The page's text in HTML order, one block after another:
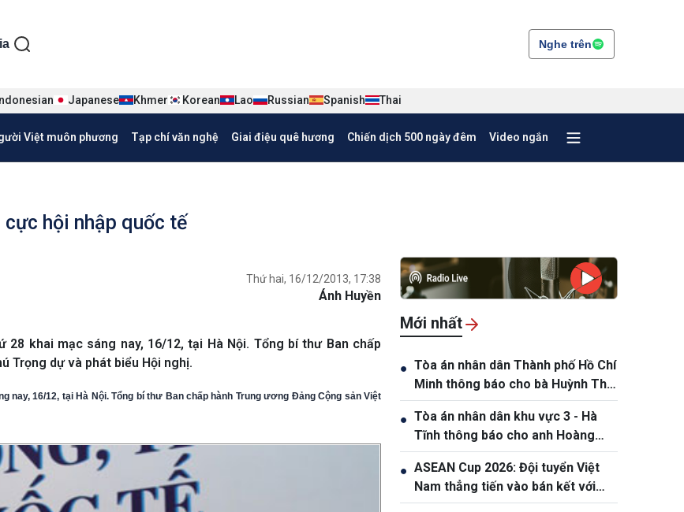
Việt Nghe trên
Japanese Khmer Korean Lao Russian Spanish Thai
Việt muôn phương Tạp chí văn nghệ Giai điệu quê hương Chiến dịch 500 ngày đêm Video ngắn
hội nhập quốc tế
Thứ hai, 16/12/2013, 17:38
Ánh Huyền
khai mạc sáng nay, 16/12, tại Hà Nội. Tổng bí thư Ban chấp
Trọng dự và phát biểu Hội nghị.
nay, 16/12, tại Hà Nội. Tổng bí thư Ban chấp hành Trung ương Đảng Cộng sản Việt
Mới nhất
● Tòa án nhân dân Thành phố Hồ Chí
Minh thông báo cho bà Huỳnh Thị
Nương và bà Huỳnh Thị Lý.
● Tòa án nhân dân khu vực 3 - Hà
Tĩnh thông báo cho anh Hoàng
Phan Anh, sinh năm 1980
● ASEAN Cup 2026: Đội tuyển Việt
Nam thẳng tiến vào bán kết với
thành tích nhất bảng